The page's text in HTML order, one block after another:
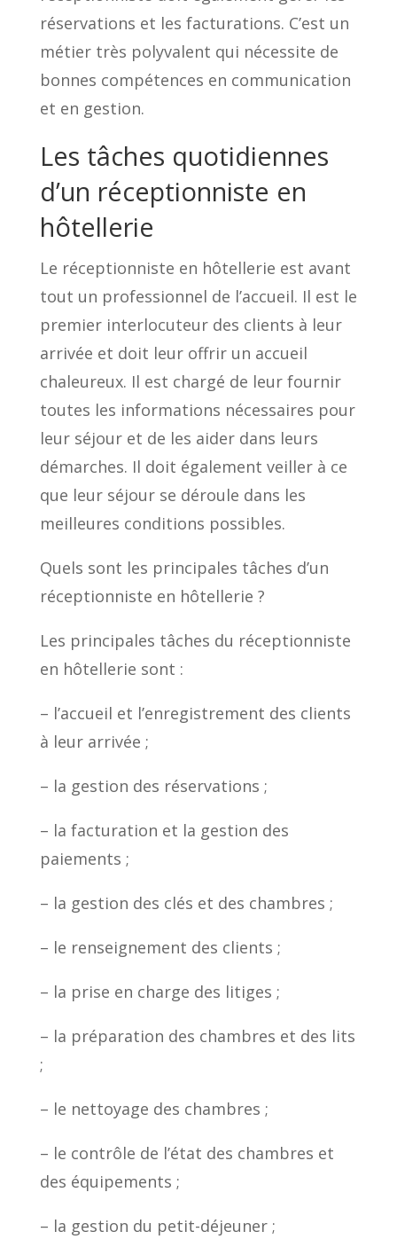
réservations et les facturations. C’est un
métier très polyvalent qui nécessite de
bonnes compétences en communication
et en gestion.
Les tâches quotidiennes
d’un réceptionniste en
hôtellerie
Le réceptionniste en hôtellerie est avant
tout un professionnel de l’accueil. Il est le
premier interlocuteur des clients à leur
arrivée et doit leur offrir un accueil
chaleureux. Il est chargé de leur fournir
toutes les informations nécessaires pour
leur séjour et de les aider dans leurs
démarches. Il doit également veiller à ce
que leur séjour se déroule dans les
meilleures conditions possibles.
Quels sont les principales tâches d’un
réceptionniste en hôtellerie ?
Les principales tâches du réceptionniste
en hôtellerie sont :
– l’accueil et l’enregistrement des clients
à leur arrivée ;
– la gestion des réservations ;
– la facturation et la gestion des
paiements ;
– la gestion des clés et des chambres ;
– le renseignement des clients ;
– la prise en charge des litiges ;
– la préparation des chambres et des lits
;
– le nettoyage des chambres ;
– le contrôle de l’état des chambres et
des équipements ;
– la gestion du petit-déjeuner ;